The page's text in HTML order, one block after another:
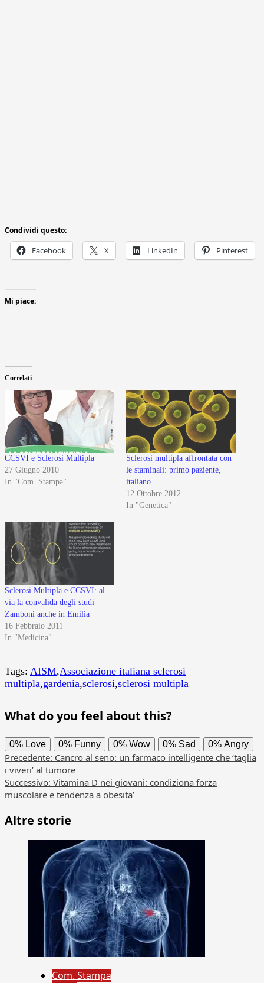
Condividi questo:
Facebook X LinkedIn Pinterest
Mi piace:
Correlati
CCSVI e Sclerosi Multipla
27 Giugno 2010
In "Com. Stampa"
Sclerosi multipla affrontata con
le staminali: primo paziente,
italiano
12 Ottobre 2012
In "Genetica"
Sclerosi Multipla e CCSVI: al
via la convalida degli studi
Zamboni anche in Emilia
16 Febbraio 2011
In "Medicina"
Tags: AISM,Associazione italiana sclerosi
multipla,gardenia,sclerosi,sclerosi multipla
What do you feel about this?
0% Love 0% Funny 0% Wow 0% Sad 0% Angry
Navigazione
articolo
Precedente: Cancro al seno: un farmaco intelligente che ‘taglia
i viveri’ al tumore
Successivo: Vitamina D nei giovani: condiziona forza
muscolare e tendenza a obesita’
Altre storie
Com. Stampa